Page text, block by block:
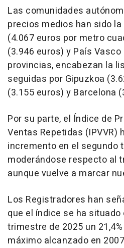
Las comunidades
precios medios han sido
(4.067 euros por metro
(3.946 euros) y País
provincias, encabezan la
seguidas por Gipuzkoa
(3.155 euros) y Barcelona
Por su parte, el Índice de
Ventas Repetidas (IPVVR)
incremento en el segundo
moderándose respecto al
aunque vuelve a marcar
Los Registradores han
que el índice se ha situado
trimestre de 2025 un
máximo alcanzado en